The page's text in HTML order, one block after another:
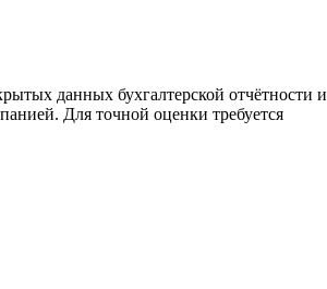
данных бухгалтерской отчётности и
Для точной оценки требуется